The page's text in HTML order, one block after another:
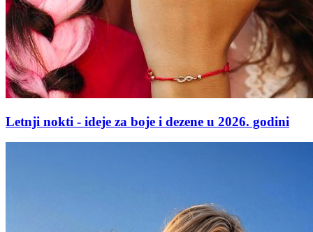
Letnji nokti - ideje za boje i dezene u 2026. godini